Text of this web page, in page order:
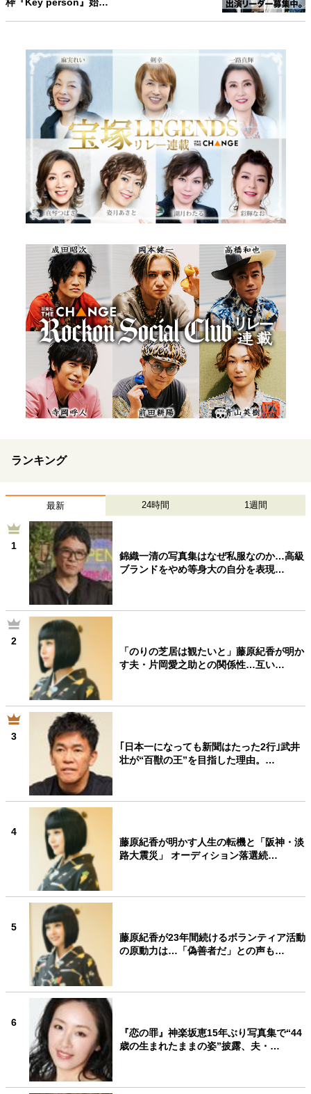
ランキング
最新 24時間 1週間
1
錦織一清の写真集はなぜ私服なのか…高級
ブランドをやめ等身大の自分を表現…
2
「のりの芝居は観たいと」藤原紀香が明か
す夫・片岡愛之助との関係性…互い…
3
｢日本一になっても新聞はたった2行｣武井
壮が“百獣の王”を目指した理由。…
4
藤原紀香が明かす人生の転機と「阪神・淡
路大震災」 オーディション落選続…
5
藤原紀香が23年間続けるボランティア活動
の原動力は…「偽善者だ」との声も…
6
『恋の罪』神楽坂恵15年ぶり写真集で“44
歳の生まれたままの姿”披露、夫・…